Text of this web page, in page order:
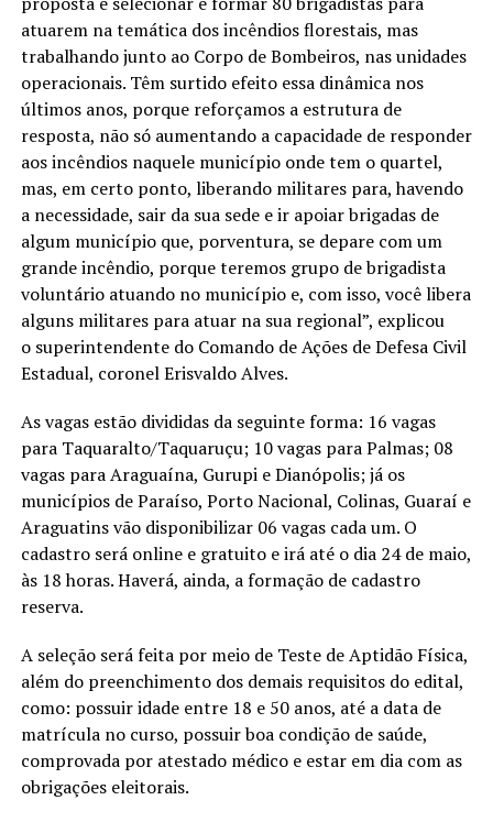
atuarem na temática dos incêndios florestais, mas
trabalhando junto ao Corpo de Bombeiros, nas unidades
operacionais. Têm surtido efeito essa dinâmica nos
últimos anos, porque reforçamos a estrutura de
resposta, não só aumentando a capacidade de responder
aos incêndios naquele município onde tem o quartel,
mas, em certo ponto, liberando militares para, havendo
a necessidade, sair da sua sede e ir apoiar brigadas de
algum município que, porventura, se depare com um
grande incêndio, porque teremos grupo de brigadista
voluntário atuando no município e, com isso, você libera
alguns militares para atuar na sua regional”, explicou
o superintendente do Comando de Ações de Defesa Civil
Estadual, coronel Erisvaldo Alves.
As vagas estão divididas da seguinte forma: 16 vagas
para Taquaralto/Taquaruçu; 10 vagas para Palmas; 08
vagas para Araguaína, Gurupi e Dianópolis; já os
municípios de Paraíso, Porto Nacional, Colinas, Guaraí e
Araguatins vão disponibilizar 06 vagas cada um. O
cadastro será online e gratuito e irá até o dia 24 de maio,
às 18 horas. Haverá, ainda, a formação de cadastro
reserva.
A seleção será feita por meio de Teste de Aptidão Física,
além do preenchimento dos demais requisitos do edital,
como: possuir idade entre 18 e 50 anos, até a data de
matrícula no curso, possuir boa condição de saúde,
comprovada por atestado médico e estar em dia com as
obrigações eleitorais.